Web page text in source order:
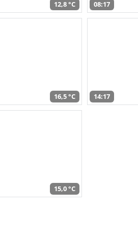
12,8 °C 08:17
16,5 °C 14:17
15,0 °C